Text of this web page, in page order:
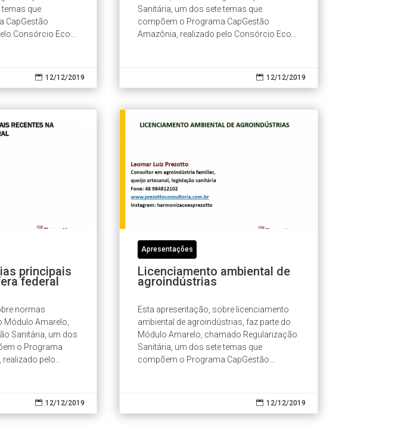
que
CapGestão
Consórcio Eco
 12/12/2019
Sanitária, um dos sete temas que
compõem o Programa CapGestão
Amazônia, realizado pelo Consórcio Eco
 12/12/2019
principais
federal
normas
Módulo Amarelo,
Sanitária, um dos
o Programa
realizado pelo
 12/12/2019
Apresentações
Licenciamento ambiental de
agroindústrias
Esta apresentação, sobre licenciamento
ambiental de agroindústrias, faz parte do
Módulo Amarelo, chamado Regularização
Sanitária, um dos sete temas que
compõem o Programa CapGestão
 12/12/2019